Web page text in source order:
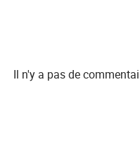
Il n'y a pas de